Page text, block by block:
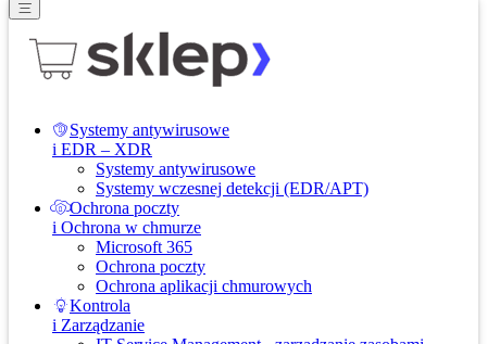
Systemy antywirusowe
i EDR – XDR
Systemy antywirusowe
Systemy wczesnej detekcji (EDR/APT)
Ochrona poczty
i Ochrona w chmurze
Microsoft 365
Ochrona poczty
Ochrona aplikacji chmurowych
Kontrola
i Zarządzanie